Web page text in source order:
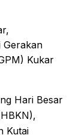
Gerakan
Kukar
Hari Besar
Kutai